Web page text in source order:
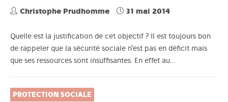
Christophe Prudhomme 31 mai 2014
Quelle est la justification de cet objectif ? Il est toujours bon
de rappeler que la sécurité sociale n’est pas en déficit mais
que ses ressources sont insuffisantes. En effet au…
PROTECTION SOCIALE